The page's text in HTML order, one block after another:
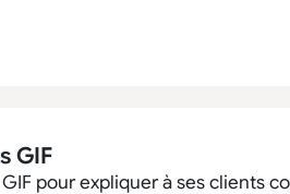
GIF
pour expliquer à ses clients